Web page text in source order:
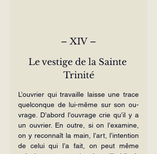
– XIV –
Le vestige de la Sainte
Trinité
L’ouvrier qui travaille laisse une trace
quelconque de lui-même sur son ou­
vrage. D’abord l’ouvrage crie qu’il y a
un ouvrier. En outre, si on l’examine,
on y reconnaît la main, l’art, l’intention
de celui qui l’a fait, on peut même